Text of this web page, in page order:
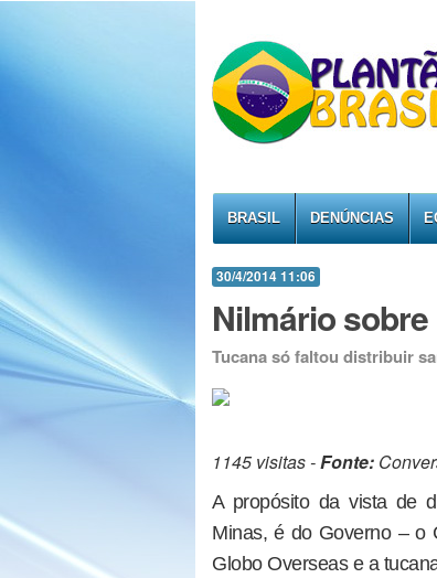
BRASIL DENÚNCIAS
30/4/2014 11:06
Nilmário
Tucana só faltou distribuir
1145 visitas -Fonte:
A propósito da vista de
Minas, é do Governo – o
Globo Overseas e a